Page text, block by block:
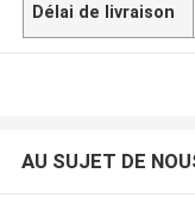
Délai de livraison
AU SUJET DE